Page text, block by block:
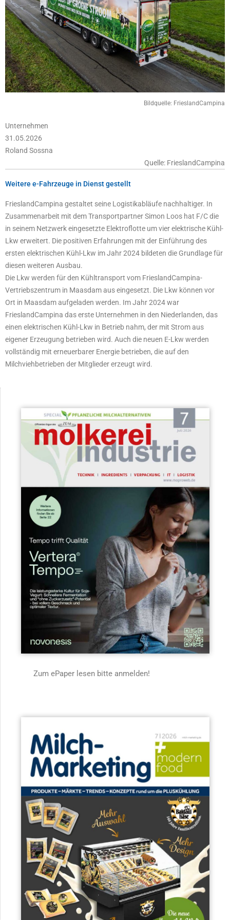
Bildquelle: FrieslandCampina
Unternehmen
31.05.2026
Roland Sossna
Quelle: FrieslandCampina
Weitere e-Fahrzeuge in Dienst gestellt
FrieslandCampina gestaltet seine Logistikabläufe nachhaltiger. In
Zusammenarbeit mit dem Transportpartner Simon Loos hat F/C die
in seinem Netzwerk eingesetzte Elektroflotte um vier elektrische Kühl-
Lkw erweitert. Die positiven Erfahrungen mit der Einführung des
ersten elektrischen Kühl-Lkw im Jahr 2024 bildeten die Grundlage für
diesen weiteren Ausbau.
Die Lkw werden für den Kühltransport vom FrieslandCampina-
Vertriebszentrum in Maasdam aus eingesetzt. Die Lkw können vor
Ort in Maasdam aufgeladen werden. Im Jahr 2024 war
FrieslandCampina das erste Unternehmen in den Niederlanden, das
einen elektrischen Kühl-Lkw in Betrieb nahm, der mit Strom aus
eigener Erzeugung betrieben wird. Auch die neuen E-Lkw werden
vollständig mit erneuerbarer Energie betrieben, die auf den
Milchviehbetrieben der Mitglieder erzeugt wird.
Zum ePaper lesen bitte anmelden!